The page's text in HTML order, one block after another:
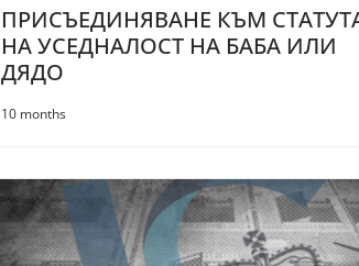
ПРИСЪЕДИНЯВАНЕ КЪМ
НА УСЕДНАЛОСТ НА БАБА ИЛИ
ДЯДО
10 months